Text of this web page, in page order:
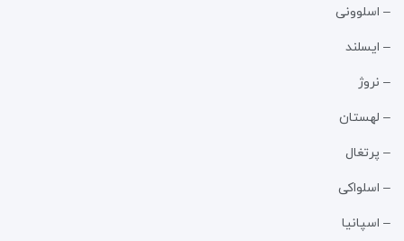
– اسلوونی
– ایسلند
– نروژ
– لهستان
– پرتغال
– اسلواکی
– اسپانیا